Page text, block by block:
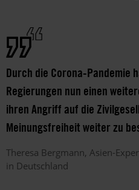
Durch die Corona-Pandemie
Regierungen nun einen
ihren Angriff auf die
Meinungsfreiheit weiter zu
Theresa Bergmann Asien-
in Deutschland